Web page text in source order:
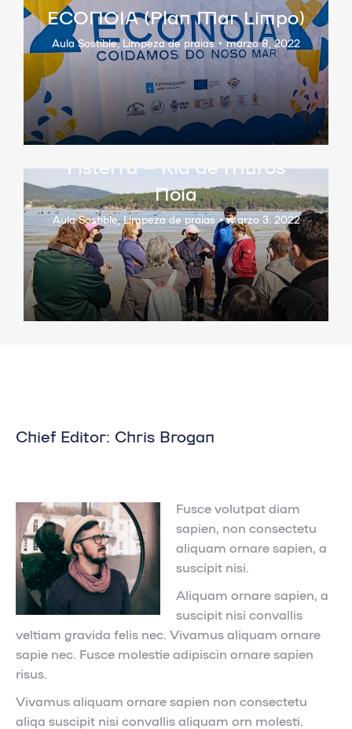
ECONOIA (Plan Mar Limpo)
Aula Sostible, Limpeza de praias marzo 8, 2022
Asociación de Mulleres do
Sector Pesqueiro SEO
Fisterra – Ría de Muros
Noia
Aula Sostible,Limpeza de praias marzo 3, 2022
Chief Editor: Chris Brogan
Fusce volutpat diam
sapien, non consectetu
aliquam ornare sapien, a
suscipit nisi.
Aliquam ornare sapien, a
suscipit nisi convallis
veltiam gravida felis nec. Vivamus aliquam ornare
sapie nec. Fusce molestie adipiscin ornare sapien
risus.
Vivamus aliquam ornare sapien non consectetu
aliqa suscipit nisi convallis aliquam orn molesti.